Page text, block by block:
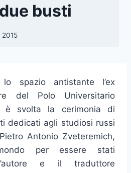
busti
2015
lo spazio antistante l’ex
del Polo Universitario
è svolta la cerimonia di
dedicati agli studiosi russi
Antonio Zveteremich,
per essere stati
e il traduttore